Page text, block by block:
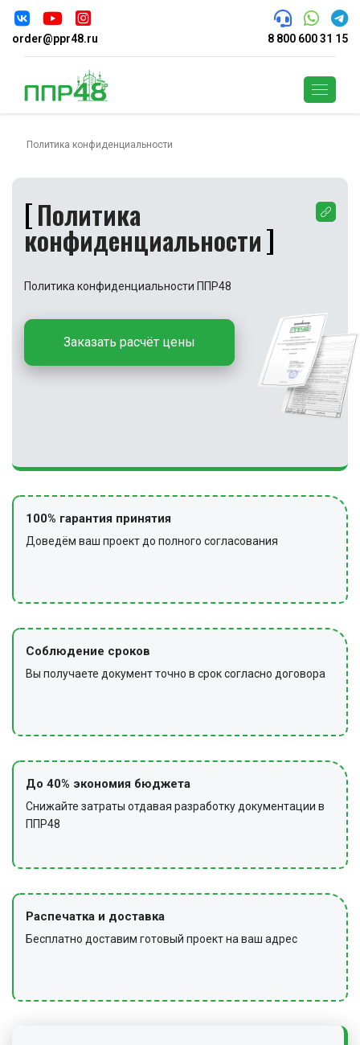
order@ppr48.ru 8 800 600 31 15
Политика конфиденциальности
Политика
конфиденциальности
Политика конфиденциальности ППР48
Заказать расчёт цены
100% гарантия принятия
Доведём ваш проект до полного согласования
Соблюдение сроков
Вы получаете документ точно в срок согласно договора
До 40% экономия бюджета
Снижайте затраты отдавая разработку документации в
ППР48
Распечатка и доставка
Бесплатно доставим готовый проект на ваш адрес